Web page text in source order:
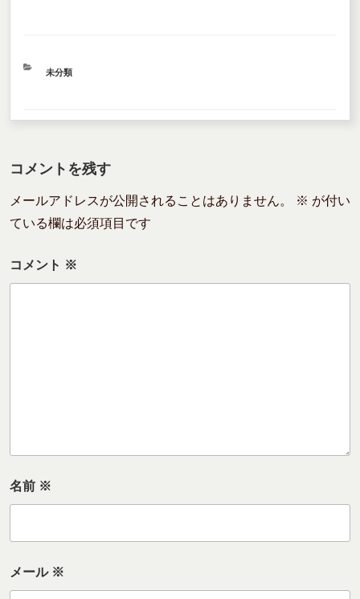
カ
未分類
コメントを残す
メールアドレスが公開されることはありません。 ※ が付い
ている欄は必須項目です
コメント ※
名前 ※
メール ※